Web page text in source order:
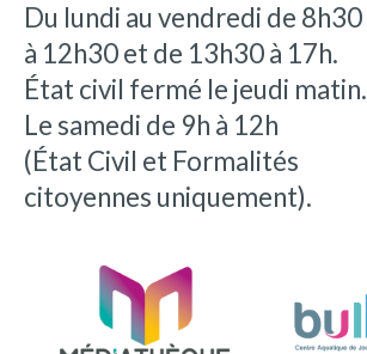
Du lundi au vendredi de 8h30
à 12h30 et de 13h30 à 17h.
État civil fermé le jeudi matin.
Le samedi de 9h à 12h
(État Civil et Formalités
citoyennes uniquement).